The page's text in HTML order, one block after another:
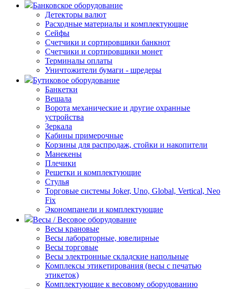
Банковское оборудование
Детекторы валют
Расходные материалы и комплектующие
Сейфы
Счетчики и сортировщики банкнот
Счетчики и сортировщики монет
Терминалы оплаты
Уничтожители бумаги - шредеры
Бутиковое оборудование
Банкетки
Вешала
Ворота механические и другие охранные
устройства
Зеркала
Кабины примерочные
Корзины для распродаж, стойки и накопители
Манекены
Плечики
Решетки и комплектующие
Стулья
Торговые системы Joker, Uno, Global, Vertical, Neo
Fix
Экономпанели и комплектующие
Весы / Весовое оборудование
Весы крановые
Весы лабораторные, ювелирные
Весы торговые
Весы электронные складские напольные
Комплексы этикетирования (весы с печатью
этикеток)
Комплектующие к весовому оборудованию